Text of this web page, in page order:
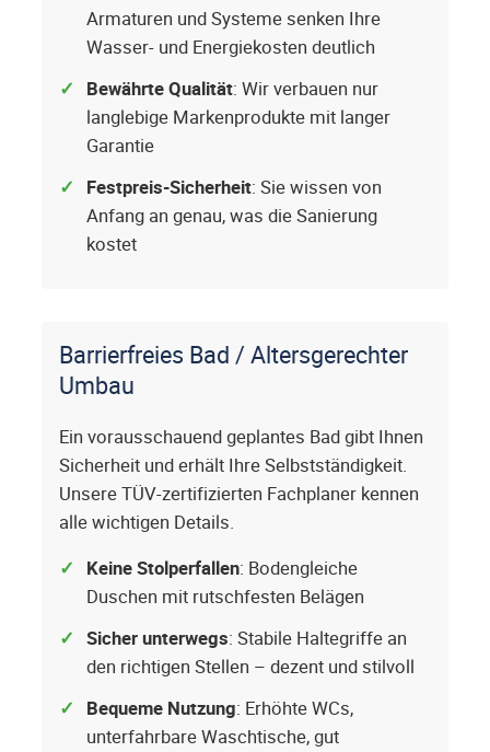
Armaturen und Systeme senken Ihre
Wasser- und Energiekosten deutlich
Bewährte Qualität: Wir verbauen nur
langlebige Markenprodukte mit langer
Garantie
Festpreis-Sicherheit: Sie wissen von
Anfang an genau, was die Sanierung
kostet
Barrierfreies Bad / Altersgerechter
Umbau
Ein vorausschauend geplantes Bad gibt Ihnen
Sicherheit und erhält Ihre Selbstständigkeit.
Unsere TÜV-zertifizierten Fachplaner kennen
alle wichtigen Details.
Keine Stolperfallen: Bodengleiche
Duschen mit rutschfesten Belägen
Sicher unterwegs: Stabile Haltegriffe an
den richtigen Stellen – dezent und stilvoll
Bequeme Nutzung: Erhöhte WCs,
unterfahrbare Waschtische, gut